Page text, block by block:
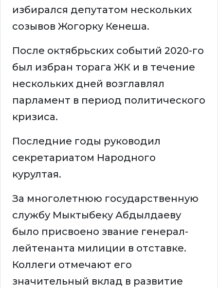
избирался депутатом нескольких
созывов Жогорку Кенеша.
После октябрьских событий 2020-го
был избран торага ЖК и в течение
нескольких дней возглавлял
парламент в период политического
кризиса.
Последние годы руководил
секретариатом Народного
курултая.
За многолетнюю государственную
службу Мыктыбеку Абдылдаеву
было присвоено звание генерал-
лейтенанта милиции в отставке.
Коллеги отмечают его
значительный вклад в развитие